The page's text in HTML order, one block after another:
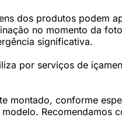
dos produtos podem
no momento da
significativa.
por serviços de
montado, conforme
Recomendamos